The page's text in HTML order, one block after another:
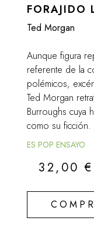
FORAJIDO
Ted Morgan
Aunque figura
referente de la
polémicos,
Ted Morgan
Burroughs cuya
como su ficción.
ES POP ENSAYO
32,00€